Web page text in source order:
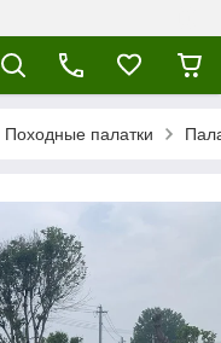
Походные палатки